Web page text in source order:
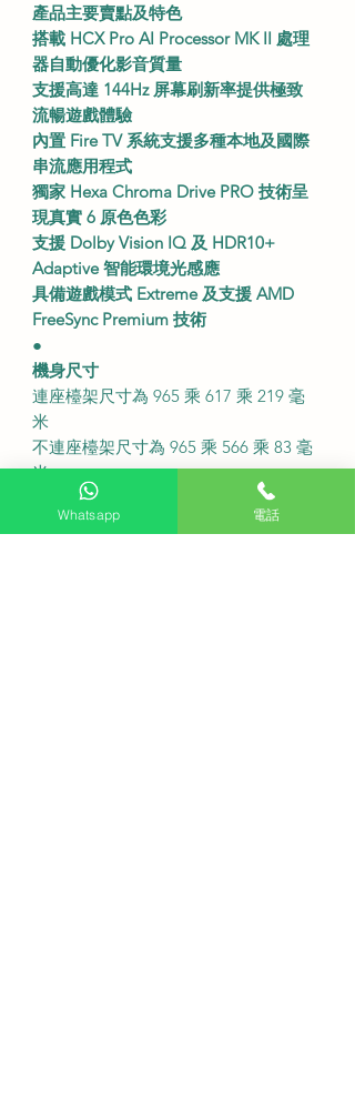
產品主要賣點及特色
搭載 HCX Pro AI Processor MK II 處理
器自動優化影音質量
支援高達 144Hz 屏幕刷新率提供極致
流暢遊戲體驗
內置 Fire TV 系統支援多種本地及國際
串流應用程式
獨家 Hexa Chroma Drive PRO 技術呈
現真實 6 原色色彩
支援 Dolby Vision IQ 及 HDR10+
Adaptive 智能環境光感應
具備遊戲模式 Extreme 及支援 AMD
FreeSync Premium 技術
●
機身尺寸
連座檯架尺寸為 965 乘 617 乘 219 毫
米
不連座檯架尺寸為 965 乘 566 乘 83 毫
米
產品規格及頻道接收
Whatsapp 電話